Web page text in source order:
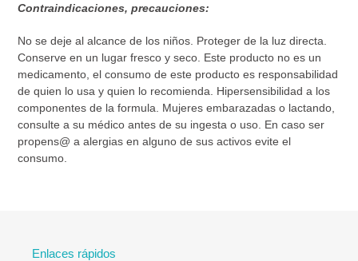
Contraindicaciones, precauciones:
No se deje al alcance de los niños. Proteger de la luz directa.
Conserve en un lugar fresco y seco. Este producto no es un
medicamento, el consumo de este producto es responsabilidad
de quien lo usa y quien lo recomienda. Hipersensibilidad a los
componentes de la formula. Mujeres embarazadas o lactando,
consulte a su médico antes de su ingesta o uso. En caso ser
propens@ a alergias en alguno de sus activos evite el
consumo.
Enlaces rápidos